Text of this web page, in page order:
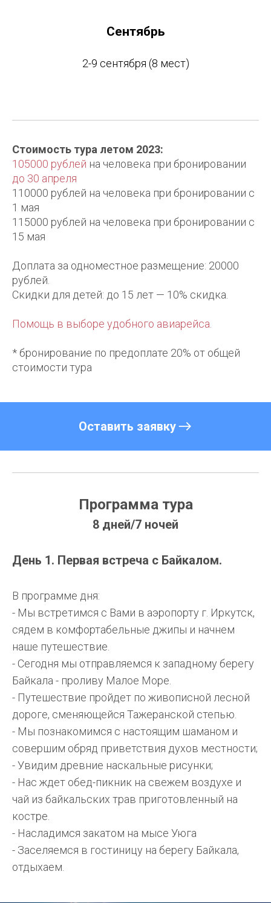
Сентябрь
2-9 сентября (8 мест)
Стоимость тура летом 2023:
105000 рублей на человека при бронировании
до 30 апреля
110000 рублей на человека при бронировании с
1 мая
115000 рублей на человека при бронировании с
15 мая
Доплата за одноместное размещение: 20000
рублей.
Скидки для детей: до 15 лет — 10% скидка.
Помощь в выборе удобного авиарейса.
* бронирование по предоплате 20% от общей
стоимости тура
Оставить заявку
Программа тура
8 дней/7 ночей
День 1. Первая встреча с Байкалом.
В программе дня:
- Мы встретимся с Вами в аэропорту г. Иркутск,
сядем в комфортабельные джипы и начнем
наше путешествие.
- Сегодня мы отправляемся к западному берегу
Байкала - проливу Малое Море.
- Путешествие пройдет по живописной лесной
дороге, сменяющейся Тажеранской степью.
- Мы познакомимся с настоящим шаманом и
совершим обряд приветствия духов местности;
- Увидим древние наскальные рисунки;
- Нас ждет обед-пикник на свежем воздухе и
чай из байкальских трав приготовленный на
костре.
- Насладимся закатом на мысе Уюга
- Заселяемся в гостиницу на берегу Байкала,
отдыхаем.